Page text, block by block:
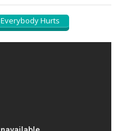
Everybody Hurts